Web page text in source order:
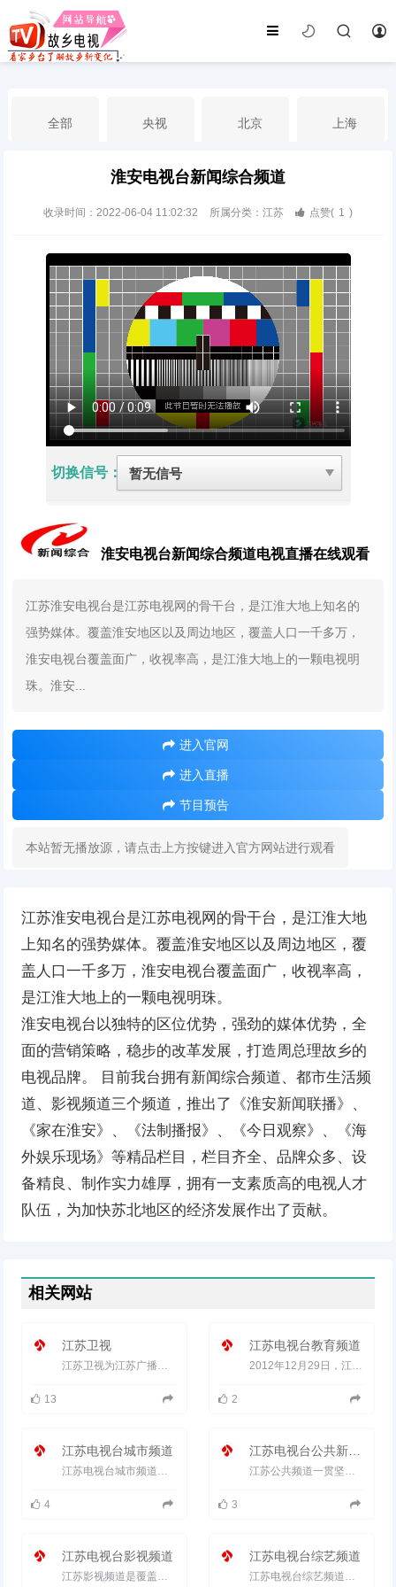
全部 央视 北京 上海
山东 江苏
辽宁 内蒙古 山西 陕西
淮安电视台新闻综合频道
收录时间：2022-06-04 11:02:32 所属分类：江苏 点赞( 1 )
切换信号：
淮安电视台新闻综合频道电视直播在线观看
江苏淮安电视台是江苏电视网的骨干台，是江淮大地上知名的
强势媒体。覆盖淮安地区以及周边地区，覆盖人口一千多万，
淮安电视台覆盖面广，收视率高，是江淮大地上的一颗电视明
珠。淮安...
进入官网
进入直播
节目预告
本站暂无播放源，请点击上方按键进入官方网站进行观看
江苏淮安电视台是江苏电视网的骨干台，是江淮大地
上知名的强势媒体。覆盖淮安地区以及周边地区，覆
盖人口一千多万，淮安电视台覆盖面广，收视率高，
是江淮大地上的一颗电视明珠。
淮安电视台以独特的区位优势，强劲的媒体优势，全
面的营销策略，稳步的改革发展，打造周总理故乡的
电视品牌。 目前我台拥有新闻综合频道、都市生活频
道、影视频道三个频道，推出了《淮安新闻联播》、
《家在淮安》、《法制播报》、《今日观察》、《海
外娱乐现场》等精品栏目，栏目齐全、品牌众多、设
备精良、制作实力雄厚，拥有一支素质高的电视人才
队伍，为加快苏北地区的经济发展作出了贡献。
相关网站
江苏卫视
13
江苏电视台教育频道
2
江苏电视台城市频道
4
江苏电视台公共新闻频道
3
江苏电视台影视频道 江苏电视台综艺频道